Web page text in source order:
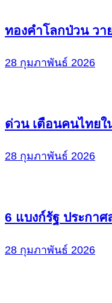
ทองคำโลกป่วน ว
28 กุมภาพันธ์ 2026
ด่วน เตือนคนไทยใ
28 กุมภาพันธ์ 2026
6 แบงก์รัฐ ประกา
28 กุมภาพันธ์ 2026